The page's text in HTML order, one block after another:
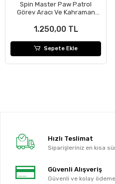
Spin Master Paw Patrol
Görev Aracı Ve Kahraman
1.250,00 TL
Sepete Ekle
Hızlı Teslimat
Siparişleriniz en kısa
Güvenli Alışveriş
Güvenli ve kolay